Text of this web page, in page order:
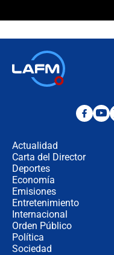
Actualidad
Carta del Director
Deportes
Economía
Emisiones
Entretenimiento
Internacional
Orden Público
Política
Sociedad